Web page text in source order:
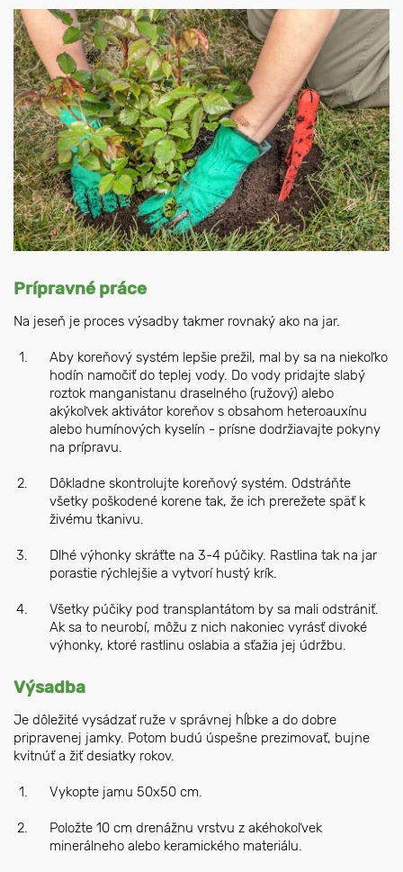
Prípravné práce
Na jeseň je proces výsadby takmer rovnaký ako na jar.
Aby koreňový systém lepšie prežil, mal by sa na niekoľko
hodín namočiť do teplej vody. Do vody pridajte slabý
roztok manganistanu draselného (ružový) alebo
akýkoľvek aktivátor koreňov s obsahom heteroauxínu
alebo humínových kyselín - prísne dodržiavajte pokyny
na prípravu.
Dôkladne skontrolujte koreňový systém. Odstráňte
všetky poškodené korene tak, že ich prerežete späť k
živému tkanivu.
Dlhé výhonky skráťte na 3-4 púčiky. Rastlina tak na jar
porastie rýchlejšie a vytvorí hustý krík.
Všetky púčiky pod transplantátom by sa mali odstrániť.
Ak sa to neurobí, môžu z nich nakoniec vyrásť divoké
výhonky, ktoré rastlinu oslabia a sťažia jej údržbu.
Výsadba
Je dôležité vysádzať ruže v správnej hĺbke a do dobre
pripravenej jamky. Potom budú úspešne prezimovať, bujne
kvitnúť a žiť desiatky rokov.
Vykopte jamu 50x50 cm.
Položte 10 cm drenážnu vrstvu z akéhokoľvek
minerálneho alebo keramického materiálu.